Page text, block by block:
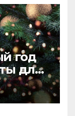
год
для